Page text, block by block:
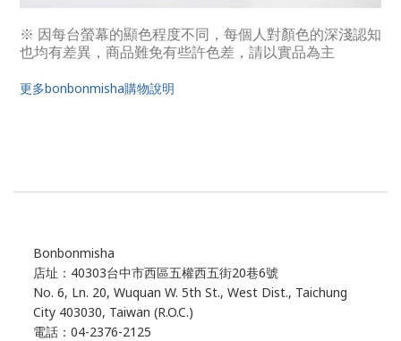
※ 因每台螢幕的顯色程度不同，每個人對顏色的深淺認知
也均有差異，商品難免有些許色差，請以實品為主
更多bonbonmisha購物說明
Bonbonmisha
店址：40303台中市西區五權西五街20巷6號
No. 6, Ln. 20, Wuquan W. 5th St., West Dist., Taichung
City 403030, Taiwan (R.O.C.)
電話：04-2376-2125